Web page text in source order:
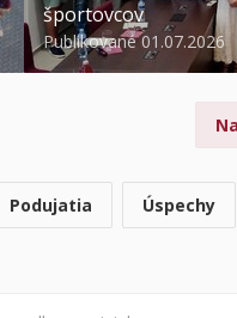
športovcov
Publikované 01.07.2026
Podujatia Úspechy